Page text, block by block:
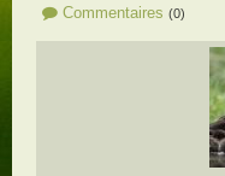
Commentaires (0)